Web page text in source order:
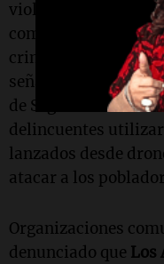
violentos ocurridos
comunidades de
criminales
Los
señalados como
de Seguridad
delincuentes
lanzados desde
atacar a los
Organizaciones
denunciado que Los